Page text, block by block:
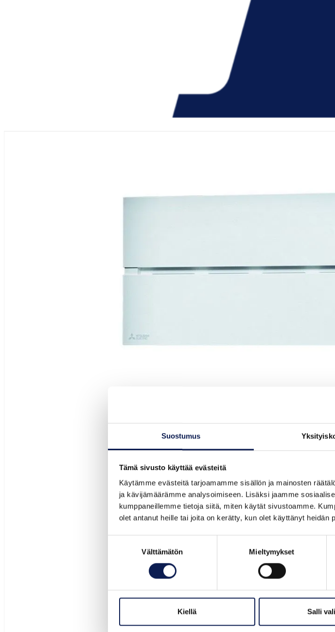
Suostumus
Tämä sivusto käyttää evästeitä
Käytämme evästeitä tarjoamamme sisällön ja mainosten
ja kävijämäärämme analysoimiseen. Lisäksi jaamme
kumppaneillemme tietoja siitä, miten käytät sivustoamme.
olet antanut heille tai joita on kerätty, kun olet käyttänyt heidän
Välttämätön Mieltymykset
Kiellä Salli